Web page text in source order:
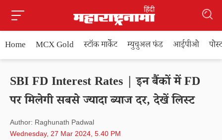
Home MCX Gold स्टॉक मार्केट म्युचुअल फंड आईपीओ
SBI FD Interest Rates | इन बैंकों में FD
पर मिलेगी सबसे ज्यादा ब्याज दर, देखें लिस्ट
Author: Raghunath Padwal
Wednesday, 27 Mar 2024, 5.40 PM